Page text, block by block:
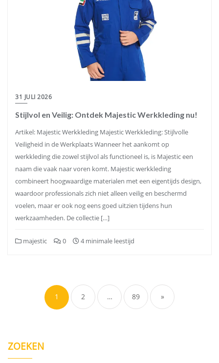
31 JULI 2026
Stijlvol en Veilig: Ontdek Majestic Werkkleding nu!
Artikel: Majestic Werkkleding Majestic Werkkleding: Stijlvolle
Veiligheid in de Werkplaats Wanneer het aankomt op
werkkleding die zowel stijlvol als functioneel is, is Majestic een
naam die vaak naar voren komt. Majestic werkkleding
combineert hoogwaardige materialen met een eigentijds design,
waardoor professionals zich niet alleen veilig en beschermd
voelen, maar er ook nog eens goed uitzien tijdens hun
werkzaamheden. De collectie […]
majestic 0 4 minimale leestijd
paginering
1 2 … 89 »
ZOEKEN